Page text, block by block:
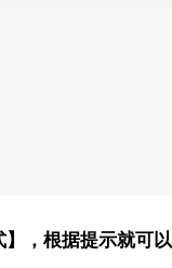
，根据提示就可